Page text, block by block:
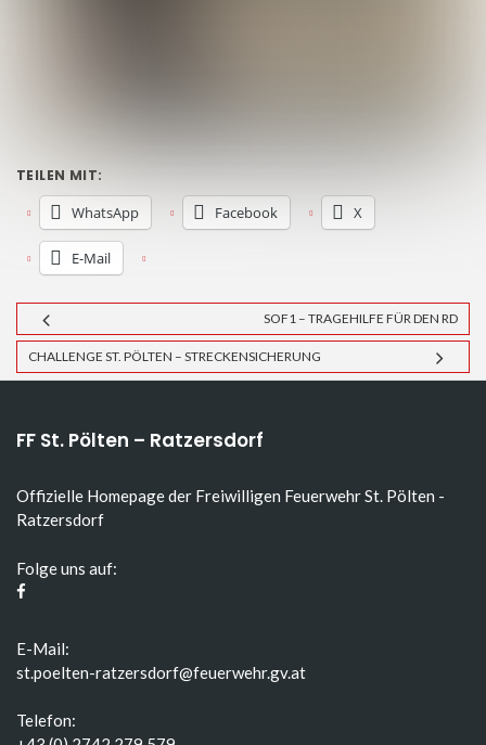
TEILEN MIT:
WhatsApp Facebook X
E-Mail
SOF1 – TRAGEHILFE FÜR DEN RD
CHALLENGE ST. PÖLTEN – STRECKENSICHERUNG
FF St. Pölten – Ratzersdorf
Offizielle Homepage der Freiwilligen Feuerwehr St. Pölten -
Ratzersdorf
Folge uns auf:
E-Mail:
st.poelten-ratzersdorf@feuerwehr.gv.at
Telefon: